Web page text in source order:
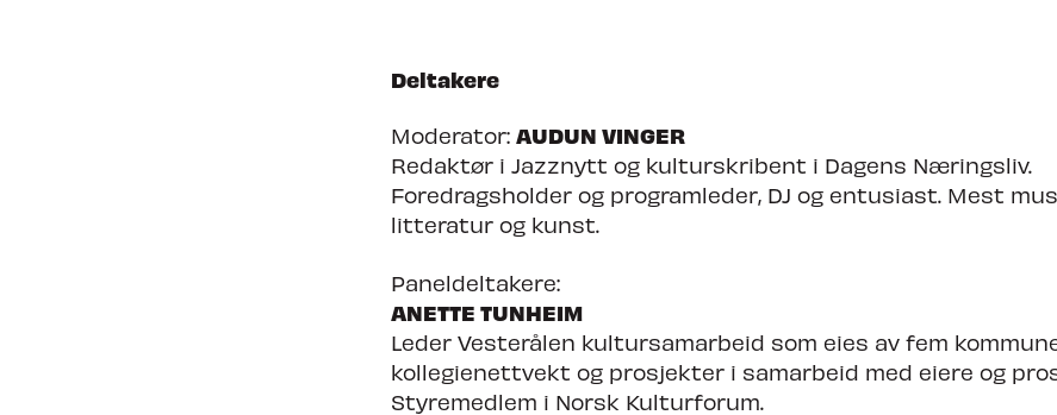
Deltakere
Moderator: AUDUN VINGER
Redaktør i Jazznytt og kulturskribent i Dagens Næringsliv.
Foredragsholder og programleder, DJ og entusiast. Mest
litteratur og kunst.
Paneldeltakere:
ANETTE TUNHEIM
Leder Vesterålen kultursamarbeid som eies av fem
kollegienettvekt og prosjekter i samarbeid med eiere og
Styremedlem i Norsk Kulturforum.